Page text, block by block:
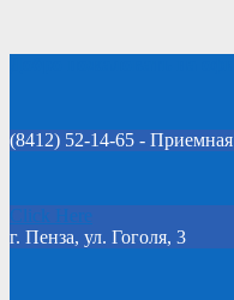
(8412) 52-14-65 - Приемная
Click Here
г. Пенза, ул. Гоголя, 3